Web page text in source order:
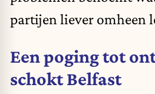
partijen liever omheen
Een poging tot
schokt Belfast